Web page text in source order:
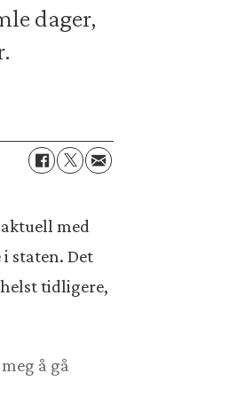
dager,
med
staten. Det
tidligere,
å gå